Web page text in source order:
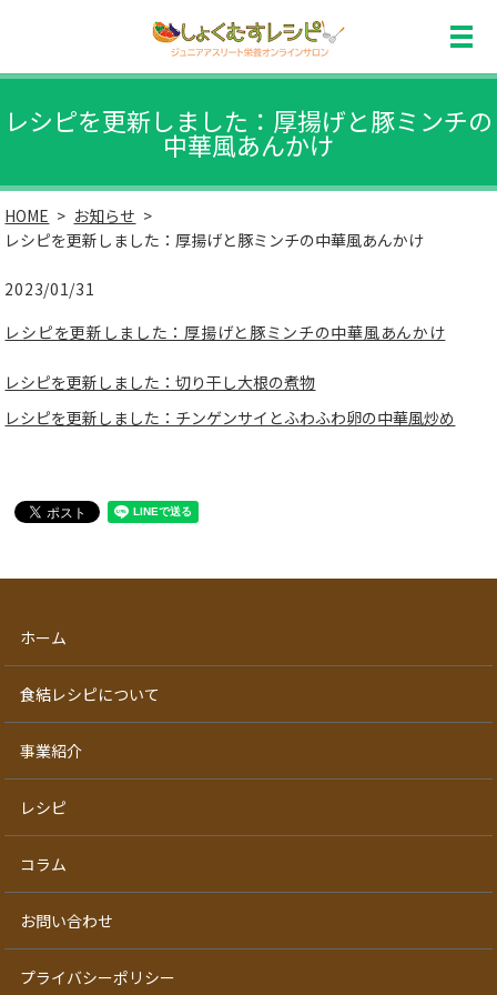
レシピを更新しました：厚揚げと豚ミンチの
中華風あんかけ
HOME
お知らせ
レシピを更新しました：厚揚げと豚ミンチの中華風あんかけ
2023/01/31
レシピを更新しました：厚揚げと豚ミンチの中華風あんかけ
レシピを更新しました：切り干し大根の煮物
レシピを更新しました：チンゲンサイとふわふわ卵の中華風炒め
ホーム
食結レシピについて
事業紹介
レシピ
コラム
お問い合わせ
プライバシーポリシー